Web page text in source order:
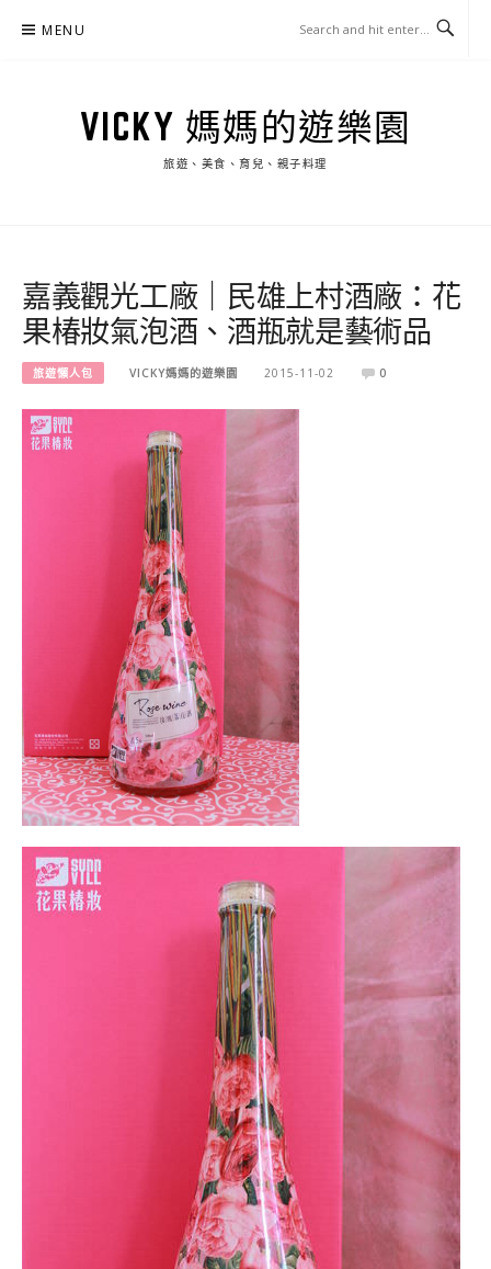
MENU
VICKY 媽媽的遊樂園
旅遊、美食、育兒、親子料理
嘉義觀光工廠｜民雄上村酒廠：花
果椿妝氣泡酒、酒瓶就是藝術品
旅遊懶人包 VICKY媽媽的遊樂園 2015-11-02 0